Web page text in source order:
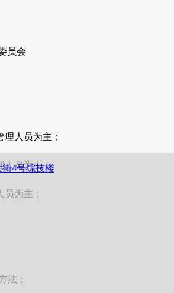
员会
人员为主；
员为主；
为主；
法；
4号综技楼